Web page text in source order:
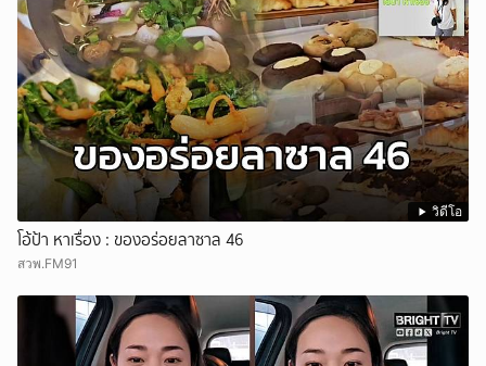
วิดีโอ
โอ้ป้า หาเรื่อง : ของอร่อยลาซาล 46
สวพ.FM91